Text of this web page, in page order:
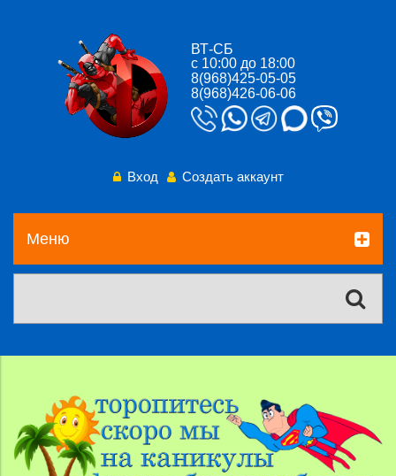
ВТ-СБ
с 10:00 до 18:00
8(968)425-05-05
8(968)426-06-06
Вход Создать аккаунт
Меню